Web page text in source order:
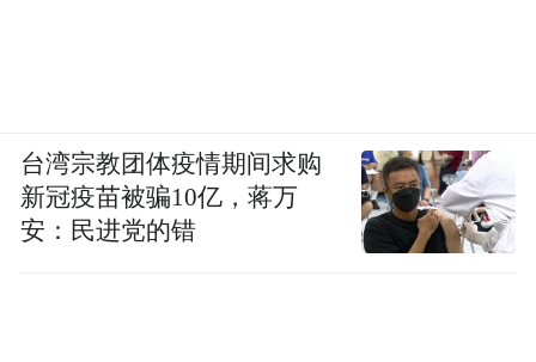
台湾宗教团体疫情期间求购
新冠疫苗被骗10亿，蒋万
安：民进党的错